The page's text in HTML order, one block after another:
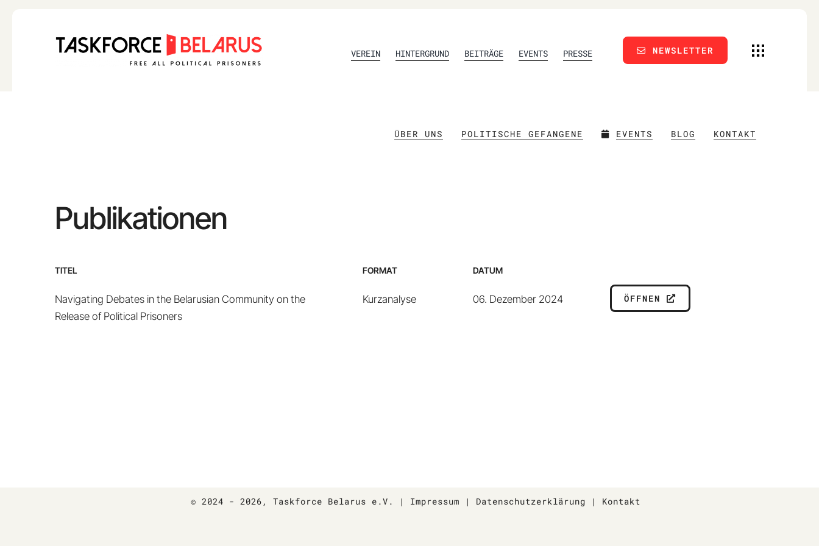
VEREIN HINTERGRUND BEITRÄGE EVENTS PRESSE NEWSLETTER
ÜBER UNS POLITISCHE GEFANGENE EVENTS BLOG KONTAKT
Publikationen
TITEL FORMAT DATUM
Navigating Debates in the Belarusian Community on the
Release of Political Prisoners
Kurzanalyse 06. Dezember 2024 ÖFFNEN
© 2024 - 2026 , Taskforce Belarus e.V. | Impressum | Datenschutzerklärung | Kontakt